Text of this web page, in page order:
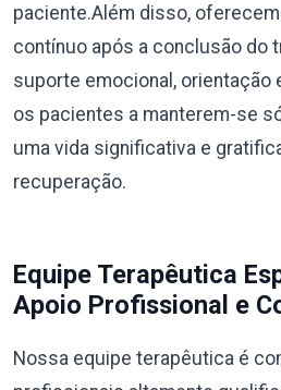
paciente.Além disso,
contínuo após a conclusão do
suporte emocional, orientação
os pacientes a manterem-se
uma vida significativa e
recuperação.
Equipe Terapêutica
Apoio Profissional e
Nossa equipe terapêutica é